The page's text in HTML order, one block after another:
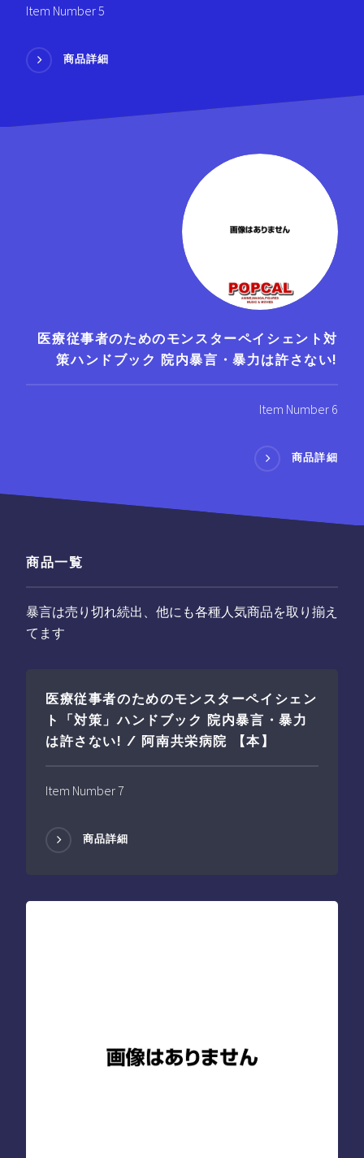
Item Number 5
商品詳細
医療従事者のためのモンスターペイシェント対
策ハンドブック 院内暴言・暴力は許さない!
Item Number 6
商品詳細
商品一覧
暴言は売り切れ続出、他にも各種人気商品を取り揃え
てます
医療従事者のためのモンスターペイシェン
ト「対策」ハンドブック 院内暴言・暴力
は許さない! / 阿南共栄病院 【本】
Item Number 7
商品詳細